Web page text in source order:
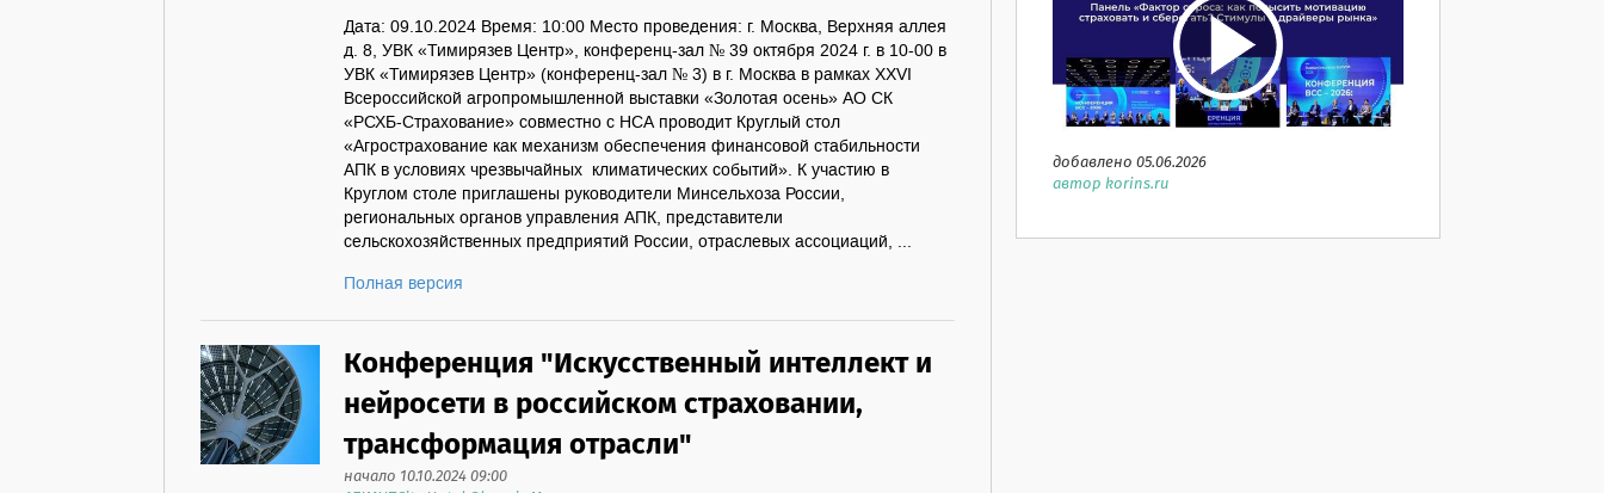
Дата: 09.10.2024 Время: 10:00 Место проведения: г. Москва, Верхняя аллея
д. 8, УВК «Тимирязев Центр», конференц-зал № 39 октября 2024 г. в 10-00 в
УВК «Тимирязев Центр» (конференц-зал № 3) в г. Москва в рамках XXVI
Всероссийской агропромышленной выставки «Золотая осень» АО СК
«РСХБ-Страхование» совместно с НСА проводит Круглый стол
«Агрострахование как механизм обеспечения финансовой стабильности
АПК в условиях чрезвычайных климатических событий». К участию в
Круглом столе приглашены руководители Минсельхоза России,
региональных органов управления АПК, представители
сельскохозяйственных предприятий России, отраслевых ассоциаций, ...
Полная версия
Конференция "Искусственный интеллект и
нейросети в российском страховании,
трансформация отрасли"
начало 10.10.2024 09:00
добавлено 05.06.2026
автор korins.ru